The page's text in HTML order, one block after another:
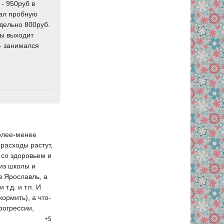
950руб в
пробную
800руб.
выходит
занимался
менее
растут,
здоровьем и
школы и
Ярославль, а
т.д. и т.п. И
а что-
+5